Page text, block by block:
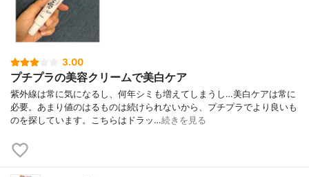
3.00
プチプラの美容クリームで美白ケア
紫外線は常に気になるし、何年シミも増えてしまうし…美白ケアは常に
必要。あまり値のはるものは続けられないから、プチプラでより良いも
のを探しています。こちらはドラッ…続きを見る